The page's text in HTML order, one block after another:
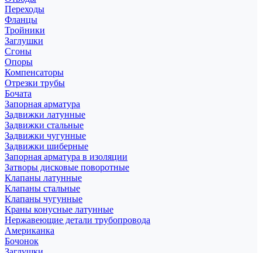
Переходы
Фланцы
Тройники
Заглушки
Сгоны
Опоры
Компенсаторы
Отрезки трубы
Бочата
Запорная арматура
Задвижки латунные
Задвижки стальные
Задвижки чугунные
Задвижки шиберные
Запорная арматура в изоляции
Затворы дисковые поворотные
Клапаны латунные
Клапаны стальные
Клапаны чугунные
Краны конусные латунные
Нержавеющие детали трубопровода
Американка
Бочонок